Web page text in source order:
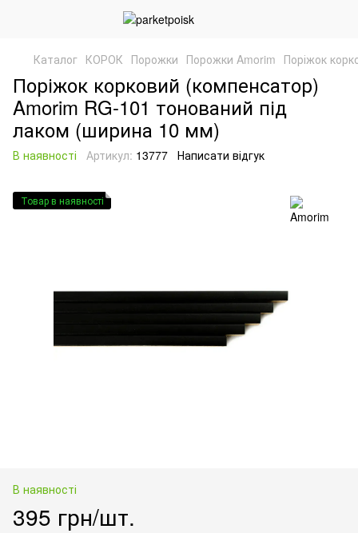
Каталог КОРОК Порожки Порожки Amorim Поріжок
Поріжок корковий (компенсатор)
Amorim RG-101 тонований під
лаком (ширина 10 мм)
В наявності Артикул: 13777 Написати відгук
Товар в наявності
В наявності
395 грн/шт.